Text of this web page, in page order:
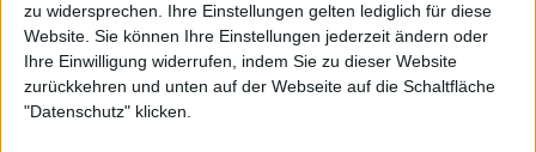
zu widersprechen. Ihre Einstellungen gelten lediglich für diese
Website. Sie können Ihre Einstellungen jederzeit ändern oder
Ihre Einwilligung widerrufen, indem Sie zu dieser Website
zurückkehren und unten auf der Webseite auf die Schaltfläche
"Datenschutz" klicken.
Florian